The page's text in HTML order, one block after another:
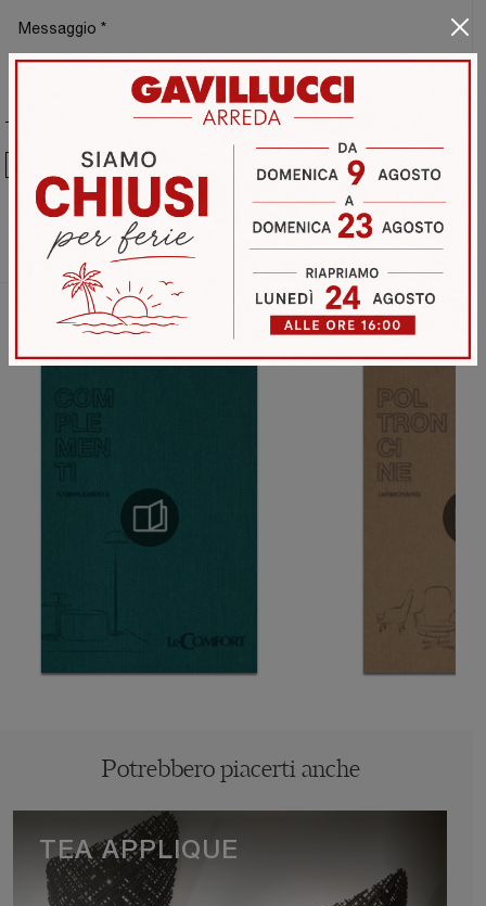
Sfoglia i cataloghi
Ho preso visione della
Potrebbero piacerti anche
TEA APPLIQUE